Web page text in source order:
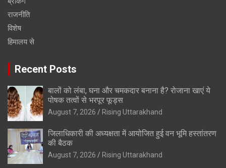
राजनीति
विशेष
हिमालय से
Recent Posts
बालों को लंबा, घना और चमकदार बनाना है? रोजाना खाएं ये
पोषक तत्वों से भरपूर फूड्स
August 7, 2026 Rising Uttarakhand
जिलाधिकारी की अध्यक्षता में आयोजित हुई वन भूमि हस्तांतरण
की बैठक
August 7, 2026 Rising Uttarakhand